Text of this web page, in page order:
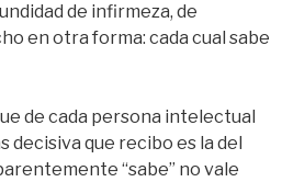
de infirmeza, de
en otra forma: cada cual sabe
de cada persona intelectual
que recibo es la del
“sabe” no vale